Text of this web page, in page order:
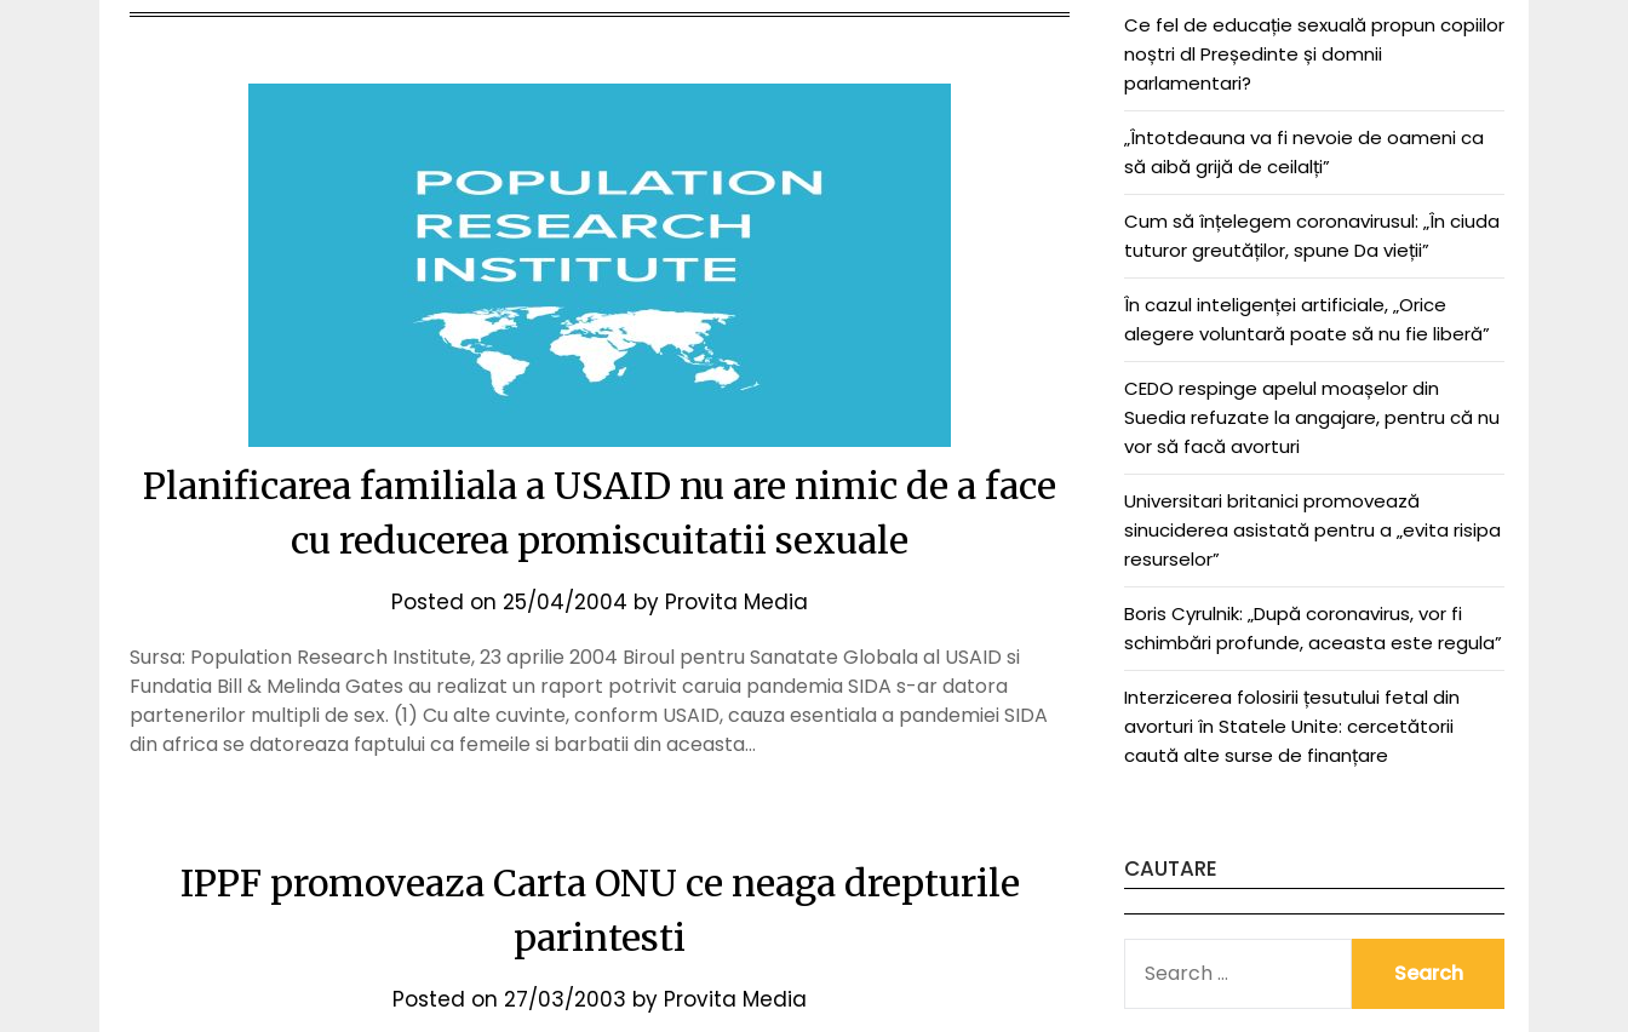
Planificarea familiala a USAID nu are nimic de a face
cu reducerea promiscuitatii sexuale
Posted on 25/04/2004 by Provita Media
Sursa: Population Research Institute, 23 aprilie 2004 Biroul pentru Sanatate Globala al USAID si
Fundatia Bill & Melinda Gates au realizat un raport potrivit caruia pandemia SIDA s-ar datora
partenerilor multipli de sex. (1) Cu alte cuvinte, conform USAID, cauza esentiala a pandemiei SIDA
din africa se datoreaza faptului ca femeile si barbatii din aceasta…
IPPF promoveaza Carta ONU ce neaga drepturile
parintesti
Posted on 27/03/2003 by Provita Media
Ce fel de educație sexuală propun copiilor
noștri dl Președinte și domnii
parlamentari?
„Întotdeauna va fi nevoie de oameni ca
să aibă grijă de ceilalți”
Cum să înțelegem coronavirusul: „În ciuda
tuturor greutăților, spune Da vieții”
În cazul inteligenței artificiale, „Orice
alegere voluntară poate să nu fie liberă”
CEDO respinge apelul moașelor din
Suedia refuzate la angajare, pentru că nu
vor să facă avorturi
Universitari britanici promovează
sinuciderea asistată pentru a „evita risipa
resurselor”
Boris Cyrulnik: „După coronavirus, vor fi
schimbări profunde, aceasta este regula”
Interzicerea folosirii țesutului fetal din
avorturi în Statele Unite: cercetătorii
caută alte surse de finanțare
CAUTARE
FOR: